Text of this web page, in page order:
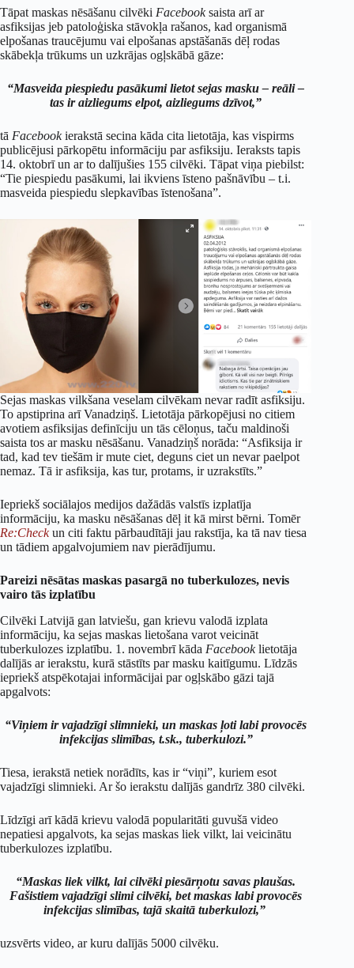
Tāpat maskas nēsāšanu cilvēki Facebooksaista arī ar
asfiksijas jeb patoloģiska stāvokļa rašanos, kad organismā
elpošanas traucējumu vai elpošanas apstāšanās dēļ rodas
skābekļa trūkums un uzkrājas ogļskābā gāze:
“Masveida piespiedu pasākumi lietot sejas masku – reāli –
tas ir aizliegums elpot, aizliegums dzīvot,”
tā Facebookierakstā secina kāda cita lietotāja, kas vispirms
publicējusi pārkopētu informāciju par asfiksiju. Ieraksts tapis
14. oktobrī un ar to dalījušies 155 cilvēki. Tāpat viņa piebilst:
“Tie piespiedu pasākumi, lai ikviens īsteno pašnāvību – t.i.
masveida piespiedu slepkavības īstenošana”.
Sejas maskas vilkšana veselam cilvēkam nevar radīt asfiksiju.
To apstiprina arī Vanadziņš. Lietotāja pārkopējusi no citiem
avotiem asfiksijas definīciju un tās cēloņus, taču maldinoši
saista tos ar masku nēsāšanu. Vanadziņš norāda: “Asfiksija ir
tad, kad tev tiešām ir mute ciet, deguns ciet un nevar paelpot
nemaz. Tā ir asfiksija, kas tur, protams, ir uzrakstīts.”
Iepriekš sociālajos medijos dažādās valstīs izplatīja
informāciju, ka masku nēsāšanas dēļ it kā mirst bērni. Tomēr
Re:Checkun citi faktu pārbaudītāji jau rakstīja, ka tā nav tiesa
un tādiem apgalvojumiem nav pierādījumu.
Pareizi nēsātas maskas pasargā no tuberkulozes, nevis
vairo tās izplatību
Cilvēki Latvijā gan latviešu, gan krievu valodā izplata
informāciju, ka sejas maskas lietošana varot veicināt
tuberkulozes izplatību. 1. novembrī kāda Facebooklietotāja
dalījās ar ierakstu, kurā stāstīts par masku kaitīgumu. Līdzās
iepriekš atspēkotajai informācijai par ogļskābo gāzi tajā
apgalvots:
“Viņiem ir vajadzīgi slimnieki, un maskas ļoti labi provocēs
infekcijas slimības, t.sk., tuberkulozi.”
Tiesa, ierakstā netiek norādīts, kas ir “viņi”, kuriem esot
vajadzīgi slimnieki. Ar šo ierakstu dalījās gandrīz 380 cilvēki.
Līdzīgi arī kādā krievu valodā popularitāti guvušā video
nepatiesi apgalvots, ka sejas maskas liek vilkt, lai veicinātu
tuberkulozes izplatību.
“Maskas liek vilkt, lai cilvēki piesārņotu savas plaušas.
Fašistiem vajadzīgi slimi cilvēki, bet maskas labi provocēs
infekcijas slimības, tajā skaitā tuberkulozi,”
uzsvērts video, ar kuru dalījās 5000 cilvēku.